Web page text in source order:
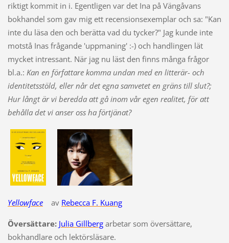
riktigt kommit in i. Egentligen var det Ina på Vängåvans
bokhandel som gav mig ett recensionsexemplar och sa: "Kan
inte du läsa den och berätta vad du tycker?" Jag kunde inte
motstå Inas frågande 'uppmaning' :-) och handlingen lät
mycket intressant. När jag nu läst den finns många frågor
bl.a.: Kan en författare komma undan med en litterär- och
identitetsstöld, eller når det egna samvetet en gräns till slut?;
Hur långt är vi beredda att gå inom vår egen realitet, för att
behålla det vi anser oss ha förtjänat?
Yellowfaceav Rebecca F. Kuang
Översättare: Julia Gillbergarbetar som översättare,
bokhandlare och lektörsläsare.